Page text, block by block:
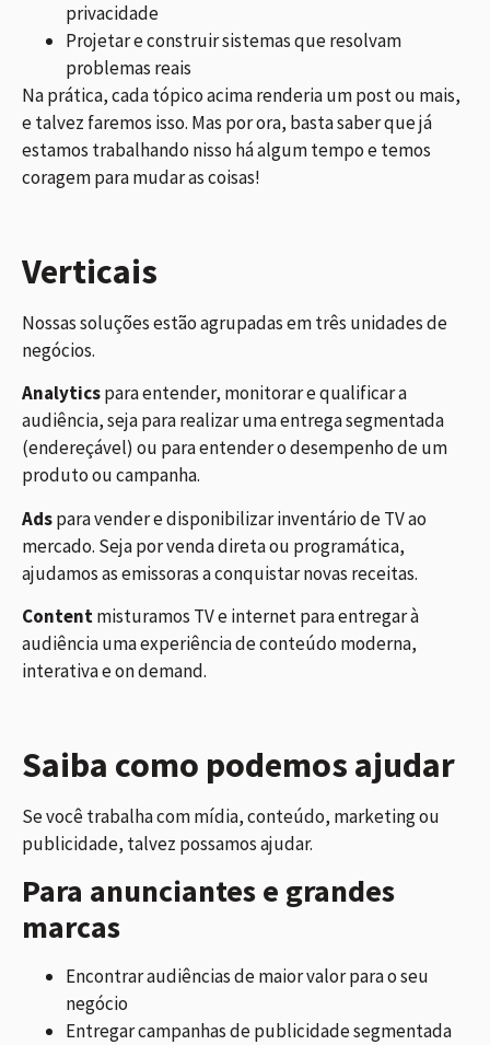
privacidade
Projetar e construir sistemas que resolvam
problemas reais
Na prática, cada tópico acima renderia um post ou mais,
e talvez faremos isso. Mas por ora, basta saber que já
estamos trabalhando nisso há algum tempo e temos
coragem para mudar as coisas!
Verticais
Nossas soluções estão agrupadas em três unidades de
negócios.
Analyticspara entender, monitorar e qualificar a
audiência, seja para realizar uma entrega segmentada
(endereçável) ou para entender o desempenho de um
produto ou campanha.
Adspara vender e disponibilizar inventário de TV ao
mercado. Seja por venda direta ou programática,
ajudamos as emissoras a conquistar novas receitas.
Contentmisturamos TV e internet para entregar à
audiência uma experiência de conteúdo moderna,
interativa e on demand.
Saiba como podemos ajudar
Se você trabalha com mídia, conteúdo, marketing ou
publicidade, talvez possamos ajudar.
Para anunciantes e grandes
marcas
Encontrar audiências de maior valor para o seu
negócio
Entregar campanhas de publicidade segmentada